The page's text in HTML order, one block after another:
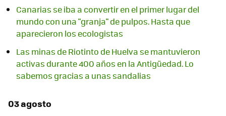
Canarias se iba a convertir en el primer lugar del
mundo con una "granja" de pulpos. Hasta que
aparecieron los ecologistas
Las minas de Riotinto de Huelva se mantuvieron
activas durante 400 años en la Antigüedad. Lo
sabemos gracias a unas sandalias
03 agosto